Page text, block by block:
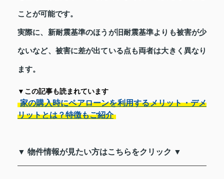
ことが可能です。
実際に、新耐震基準のほうが旧耐震基準よりも被害が少
ないなど、被害に差が出ている点も両者は大きく異なり
ます。
▼この記事も読まれています
家の購入時にペアローンを利用するメリット・デメ
リットとは？特徴もご紹介
▼ 物件情報が見たい方はこちらをクリック ▼